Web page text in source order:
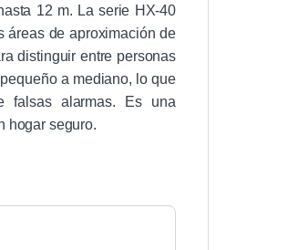
12 m. La serie HX-40
áreas de aproximación de
distinguir entre personas
a mediano, lo que
falsas alarmas. Es una
hogar seguro.